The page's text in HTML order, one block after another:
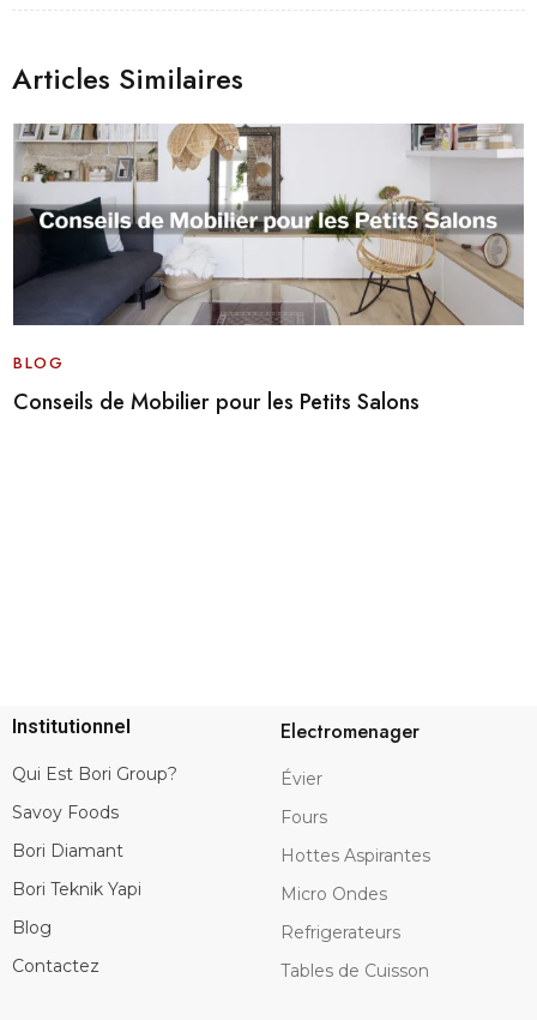
Articles Similaires
BLOG
Conseils de Mobilier pour les Petits Salons
Institutionnel
Qui Est Bori Group?
Savoy Foods
Bori Diamant
Bori Teknik Yapi
Blog
Contactez
Electromenager
Évier
Fours
Hottes Aspirantes
Micro Ondes
Refrigerateurs
Tables de Cuisson